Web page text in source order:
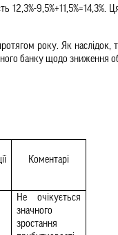
12,3%-
року. Як
банку щодо зниження
Коментарі
Не очікується
значного
зростання